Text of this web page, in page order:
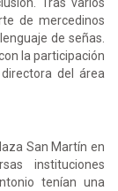
de mercedinos
de señas.
la participación
del área
San Martín en
instituciones
tenían una